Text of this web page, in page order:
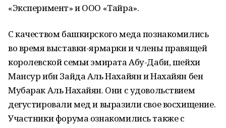
«Эксперимент» и ООО «Тайра».
С качеством башкирского меда познакомились
во время выставки-ярмарки и члены правящей
королевской семьи эмирата Абу-Даби, шейхи
Мансур ибн Зайда Аль Нахайян и Нахайян бен
Мубарак Аль Нахайян. Они с удовольствием
дегустировали мед и выразили свое восхищение.
Участники форума ознакомились также с